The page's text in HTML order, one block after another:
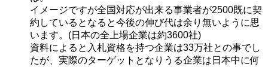
イメージですが全国対応が出来る事業者が2500既に契
約しているとなると今後の伸び代は余り無いように思
います。(日本の全上場企業は約3600社)
資料によると入札資格を持つ企業は33万社との事でし
たが、実際のターゲットとなりうる企業は日本中に何